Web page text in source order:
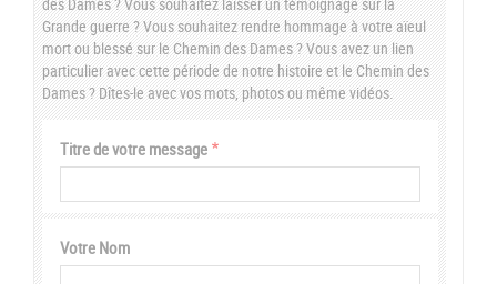
Grande guerre ? Vous souhaitez rendre hommage à votre aïeul
mort ou blessé sur le Chemin des Dames ? Vous avez un lien
particulier avec cette période de notre histoire et le Chemin des
Dames ? Dîtes-le avec vos mots, photos ou même vidéos.
Titre de votre message
Votre Nom
Vertical
Tabs